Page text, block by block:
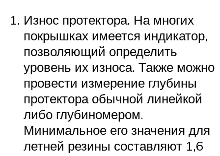
Износ протектора. На многих
покрышках имеется индикатор,
позволяющий определить
уровень их износа. Также можно
провести измерение глубины
протектора обычной линейкой
либо глубиномером.
Минимальное его значения для
летней резины составляют 1,6